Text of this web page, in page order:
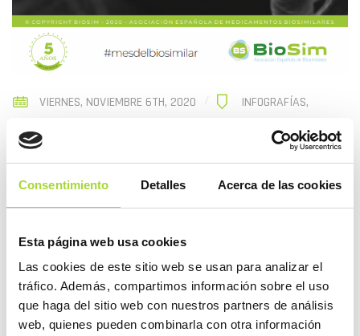
Consentimiento Detalles Acerca de las cookies
Esta página web usa cookies
Las cookies de este sitio web se usan para analizar el
tráfico. Además, compartimos información sobre el uso
que haga del sitio web con nuestros partners de análisis
web, quienes pueden combinarla con otra información
VIERNES, NOVIEMBRE 6TH, 2020 INFOGRAFÍAS,
Infografía sobre las autorizaciones de biosimilares en
España. Fecha de autorización de cada principio activo y
número de autorizaciones desde 2006 hasta 2020.
ABRIR
COMPARTIR